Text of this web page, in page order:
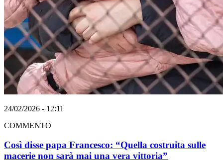
24/02/2026 - 12:11
COMMENTO
Così disse papa Francesco: “Quella costruita sulle
macerie non sarà mai una vera vittoria”